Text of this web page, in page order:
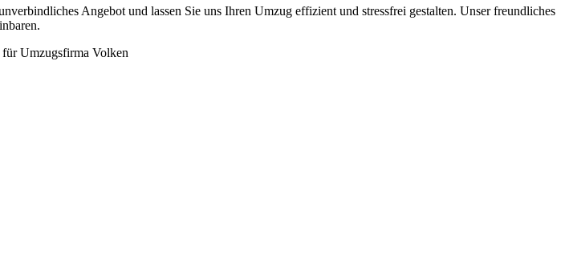
Angebot und lassen Sie uns Ihren Umzug effizient und stressfrei gestalten. Unser freundliches
für Umzugsfirma Volken